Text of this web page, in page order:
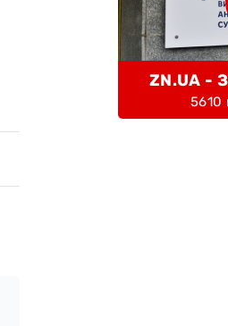
ZN.UA -
5610